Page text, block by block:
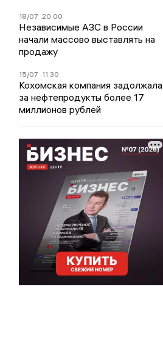
18/07 20:00
Независимые АЗС в России
начали массово выставлять на
продажу
15/07 11:30
Кохомская компания задолжала
за нефтепродукты более 17
миллионов рублей